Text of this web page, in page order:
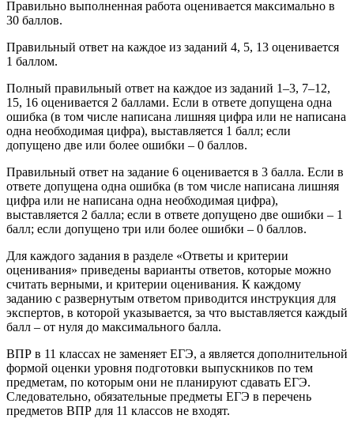
Правильно выполненная работа оценивается максимально в
30 баллов.
Правильный ответ на каждое из заданий 4, 5, 13 оценивается
1 баллом.
Полный правильный ответ на каждое из заданий 1–3, 7–12,
15, 16 оценивается 2 баллами. Если в ответе допущена одна
ошибка (в том числе написана лишняя цифра или не написана
одна необходимая цифра), выставляется 1 балл; если
допущено две или более ошибки – 0 баллов.
Правильный ответ на задание 6 оценивается в 3 балла. Если в
ответе допущена одна ошибка (в том числе написана лишняя
цифра или не написана одна необходимая цифра),
выставляется 2 балла; если в ответе допущено две ошибки – 1
балл; если допущено три или более ошибки – 0 баллов.
Для каждого задания в разделе «Ответы и критерии
оценивания» приведены варианты ответов, которые можно
считать верными, и критерии оценивания. К каждому
заданию с развернутым ответом приводится инструкция для
экспертов, в которой указывается, за что выставляется каждый
балл – от нуля до максимального балла.
ВПР в 11 классах не заменяет ЕГЭ, а является дополнительной
формой оценки уровня подготовки выпускников по тем
предметам, по которым они не планируют сдавать ЕГЭ.
Следовательно, обязательные предметы ЕГЭ в перечень
предметов ВПР для 11 классов не входят.